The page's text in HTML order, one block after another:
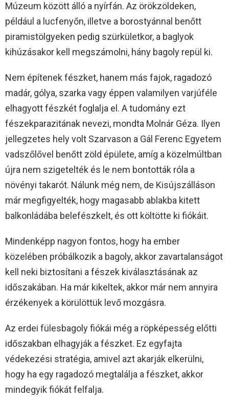
Múzeum között álló a nyírfán. Az örökzöldeken,
például a lucfenyőn, illetve a borostyánnal benőtt
piramistölgyeken pedig szürkületkor, a baglyok
kihúzásakor kell megszámolni, hány bagoly repül ki.
Nem építenek fészket, hanem más fajok, ragadozó
madár, gólya, szarka vagy éppen valamilyen varjúféle
elhagyott fészkét foglalja el. A tudomány ezt
fészekparazitának nevezi, mondta Molnár Géza. Ilyen
jellegzetes hely volt Szarvason a Gál Ferenc Egyetem
vadszőlővel benőtt zöld épülete, amíg a közelmúltban
újra nem szigetelték és le nem bontották róla a
növényi takarót. Nálunk még nem, de Kisújszálláson
már megfigyelték, hogy magasabb ablakba kitett
balkonládába belefészkelt, és ott költötte ki fiókáit.
Mindenképp nagyon fontos, hogy ha ember
közelében próbálkozik a bagoly, akkor zavartalanságot
kell neki biztosítani a fészek kiválasztásának az
időszakában. Ha már kikeltek, akkor már nem annyira
érzékenyek a körülöttük levő mozgásra.
Az erdei fülesbagoly fiókái még a röpképesség előtti
időszakban elhagyják a fészket. Ez egyfajta
védekezési stratégia, amivel azt akarják elkerülni,
hogy ha egy ragadozó megtalálja a fészket, akkor
mindegyik fiókát felfalja.